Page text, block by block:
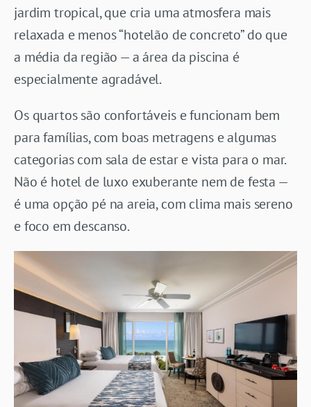
jardim tropical, que cria uma atmosfera mais
relaxada e menos “hotelão de concreto” do que
a média da região — a área da piscina é
especialmente agradável.
Os quartos são confortáveis e funcionam bem
para famílias, com boas metragens e algumas
categorias com sala de estar e vista para o mar.
Não é hotel de luxo exuberante nem de festa —
é uma opção pé na areia, com clima mais sereno
e foco em descanso.